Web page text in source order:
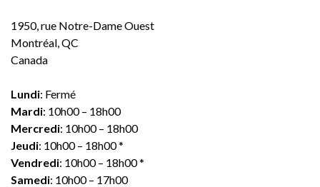
1950, rue Notre-Dame Ouest
Montréal, QC
Canada
Lundi: Fermé
Mardi: 10h00 – 18h00
Mercredi: 10h00 – 18h00
Jeudi: 10h00 – 18h00 *
Vendredi: 10h00 – 18h00 *
Samedi: 10h00 – 17h00